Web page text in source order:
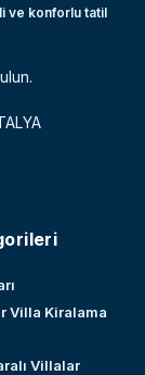
ve konforlu tatil
Villa Kiralama
Villalar